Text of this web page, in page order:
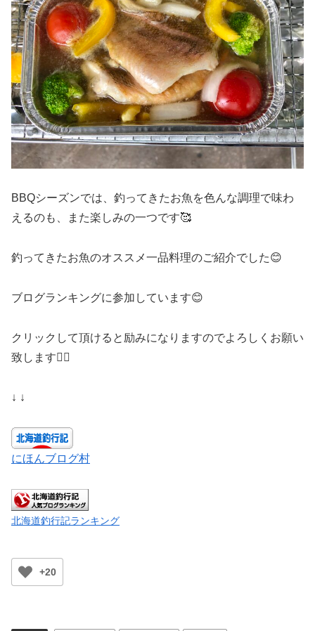
BBQシーズンでは、釣ってきたお魚を色んな調理で味わ
えるのも、また楽しみの一つです🥰
釣ってきたお魚のオススメ一品料理のご紹介でした😊
ブログランキングに参加しています😊
クリックして頂けると励みになりますのでよろしくお願い
致します🙇‍♀️
↓ ↓
にほんブログ村
北海道釣行記ランキング
+20